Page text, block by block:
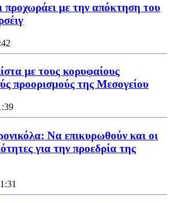
προχωράει με την απόκτηση του
με τους κορυφαίους
προορισμούς της Μεσογείου
Να επικυρωθούν και οι
για την προεδρία της